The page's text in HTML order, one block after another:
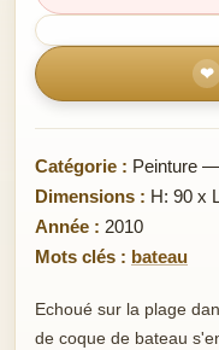
❤
Catégorie : Peinture
Dimensions : H: 90 x
Année : 2010
Mots clés : bateau
Echoué sur la plage
de coque de bateau